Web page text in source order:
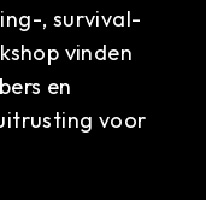
, survival-
vinden
en
voor